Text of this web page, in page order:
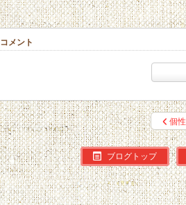
コメント
個性
ブログトップ